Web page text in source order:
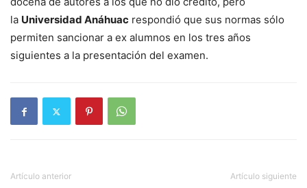
la Universidad Anáhuac respondió que sus normas sólo
permiten sancionar a ex alumnos en los tres años
siguientes a la presentación del examen.
Artículo anterior Artículo siguiente